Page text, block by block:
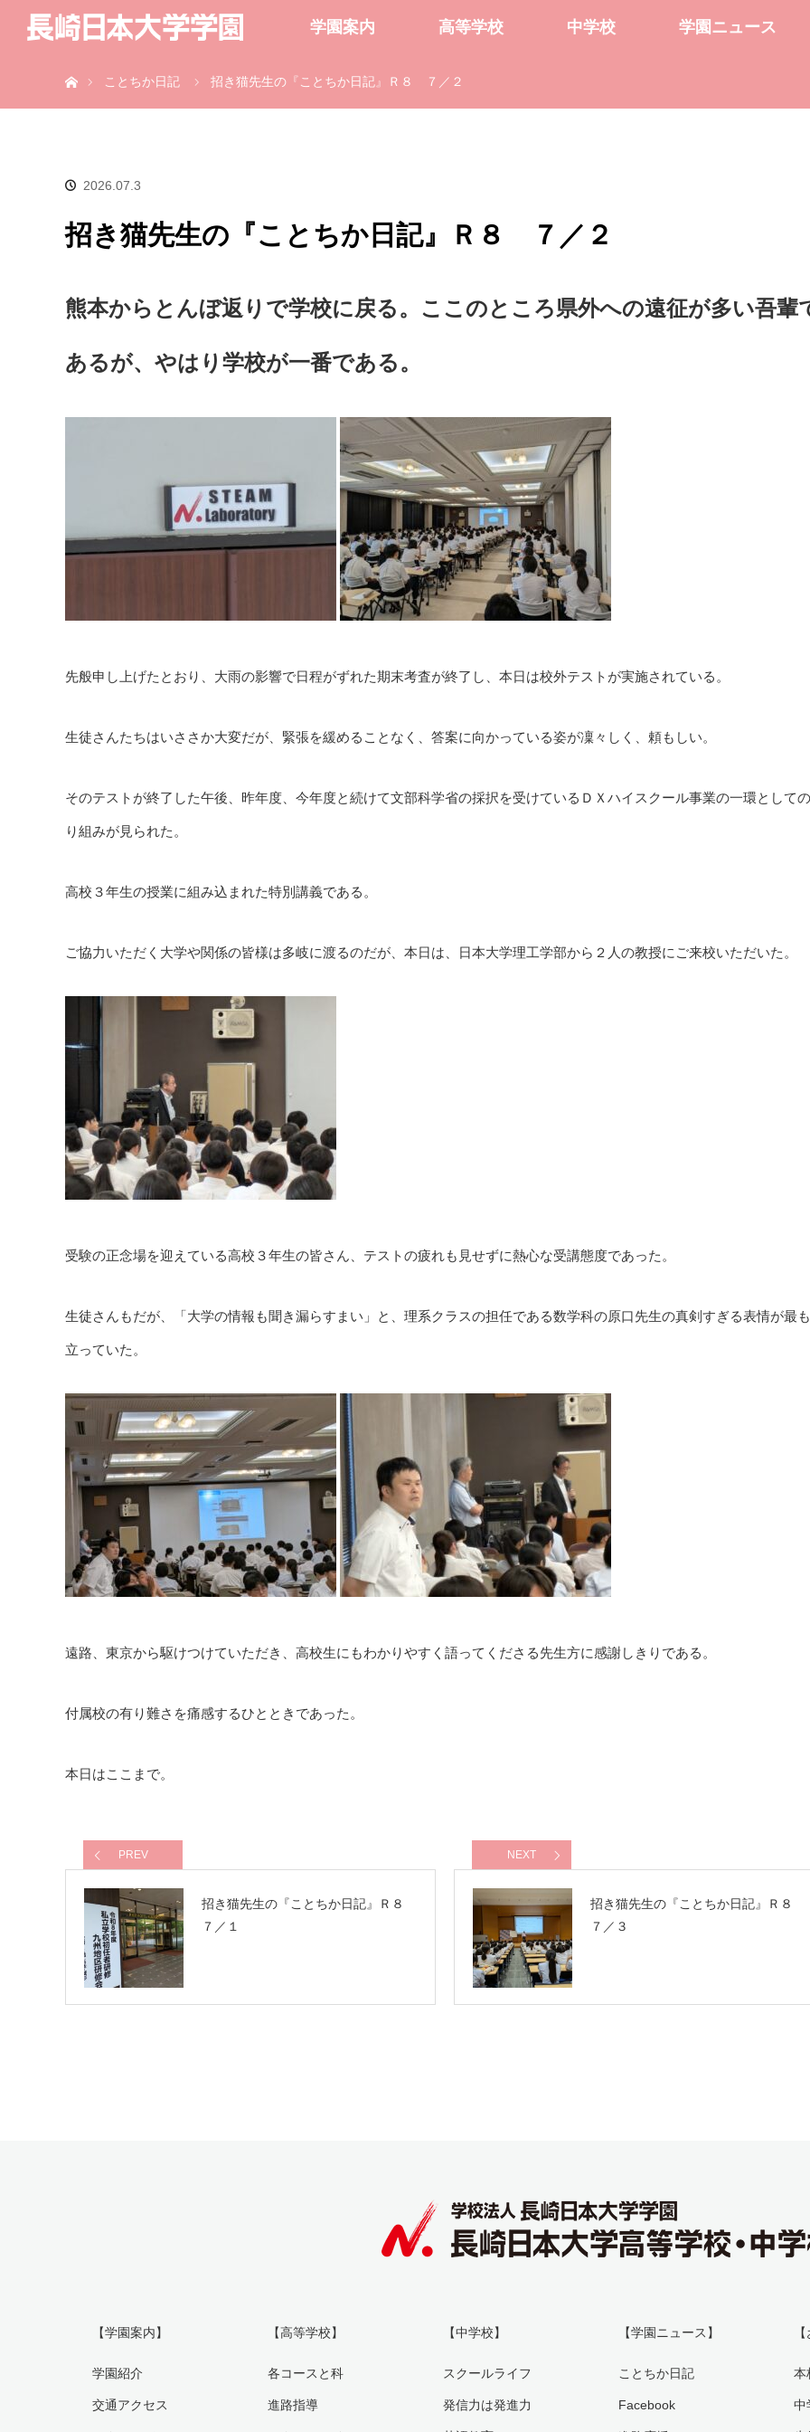
学園案内 高等学校 中学校 学園ニュース
ことちか日記
招き猫先生の『ことちか日記』Ｒ８ ７／２
2026.07.3
招き猫先生の『ことちか日記』Ｒ８ ７／２
熊本からとんぼ返りで学校に戻る。ここのところ県外への遠征が多い吾輩
あるが、やはり学校が一番である。
先般申し上げたとおり、大雨の影響で日程がずれた期末考査が終了し、本日は校外テストが実施されている。
生徒さんたちはいささか大変だが、緊張を緩めることなく、答案に向かっている姿が凜々しく、頼もしい。
そのテストが終了した午後、昨年度、今年度と続けて文部科学省の採択を受けているＤＸハイスクール事業の一環として
り組みが見られた。
高校３年生の授業に組み込まれた特別講義である。
ご協力いただく大学や関係の皆様は多岐に渡るのだが、本日は、日本大学理工学部から２人の教授にご来校いただいた。
受験の正念場を迎えている高校３年生の皆さん、テストの疲れも見せずに熱心な受講態度であった。
生徒さんもだが、「大学の情報も聞き漏らすまい」と、理系クラスの担任である数学科の原口先生の真剣すぎる表情が最
立っていた。
遠路、東京から駆けつけていただき、高校生にもわかりやすく語ってくださる先生方に感謝しきりである。
付属校の有り難さを痛感するひとときであった。
本日はここまで。
PREV
招き猫先生の『ことちか日記』Ｒ８
７／１
NEXT
招き猫先生の『ことちか日記』Ｒ８
７／３
【学園案内】
学園紹介
交通アクセス
【高等学校】
各コースと科
進路指導
【中学校】
スクールライフ
発信力は発進力
【学園ニュース】
ことちか日記
Facebook
本
中